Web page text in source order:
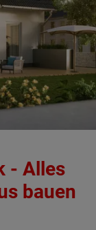
- Alles
bauen